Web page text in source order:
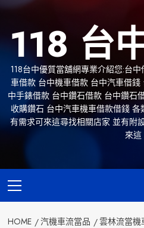
Skip
content
118 台
118台中優質當舖網專業介紹您:台
車借款 台中機車借款 台中汽車借
中手錶借款 台中鑽石借款 台中鑽石
收購鑽石 台中汽車機車借款借錢
有需求可來這尋找相關店家 並有附
來這
Menu
HOME 汽機車流當品
雲林流當機